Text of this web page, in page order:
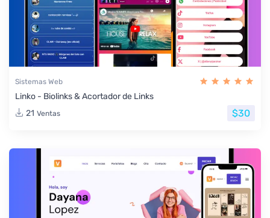
Sistemas Web
Linko - Biolinks & Acortador de Links
21 Ventas $30